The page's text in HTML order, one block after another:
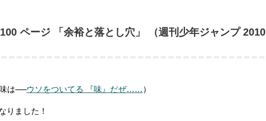
100 ページ 「余裕と落とし穴」 （週刊少年ジャンプ 2010
は──ウソをついてる 『味』だぜ…… ）
りました！